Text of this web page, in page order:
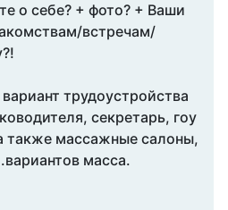
о себе? + фото? + Ваши
встречам/
трудоустройства
секретарь, гоу
также массажные салоны,
масса.